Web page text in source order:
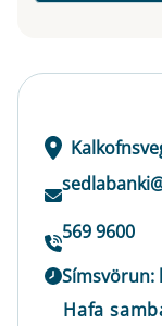
569 9600
Símsvörun:
Hafa